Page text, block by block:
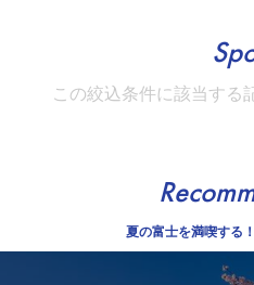
この絞込条件に該当する
夏の富士を満喫する